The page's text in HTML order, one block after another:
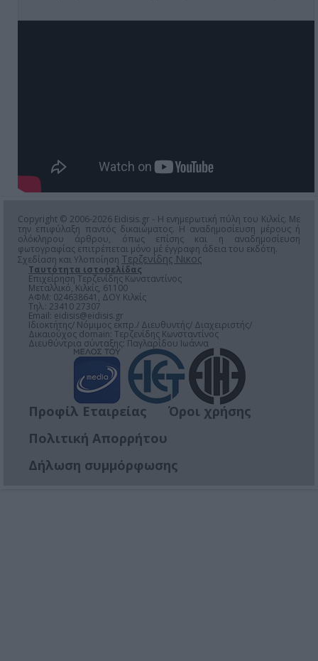
Copyright © 2006-2026 Eidisis.gr - Η ενημερωτική πύλη του Κιλκίς. Με
την επιφύλαξη παντός δικαιώματος. Η αναδημοσίευση μέρους ή
ολόκληρου άρθρου, όπως επίσης και η αναδημοσίευση
φωτογραφίας επιτρέπεται μόνο μέ έγγραφη άδεια του εκδότη.
Σχεδίαση και Υλοποίηση Τερζενίδης Νικος
Ταυτότητα ιστοσελίδας
Επιχείρηση Τερζενίδης Κωνσταντίνος
Μεταλλικό, Κιλκίς, 61100
ΑΦΜ: 024638641, ΔΟΥ Κιλκίς
Τηλ.: 23410 27307
Email: eidisis@eidisis.gr
Ιδιοκτήτης/ Νόμιμος εκπρ./ Διευθυντής/ Διαχειριστής/
Δικαιούχος domain: Τερζενίδης Κωνσταντίνος
Διευθύντρια σύνταξης: Παγλαρίδου Ιωάννα
Προφίλ Εταιρείας
Όροι χρήσης
Πολιτική Απορρήτου
Δήλωση συμμόρφωσης